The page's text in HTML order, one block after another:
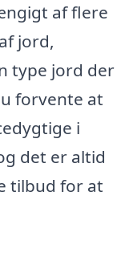
af flere
jord,
type jord der
forvente at
i
det er altid
tilbud for at